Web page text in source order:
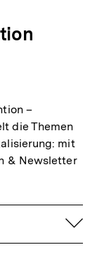
–
die Themen
mit
& Newsletter